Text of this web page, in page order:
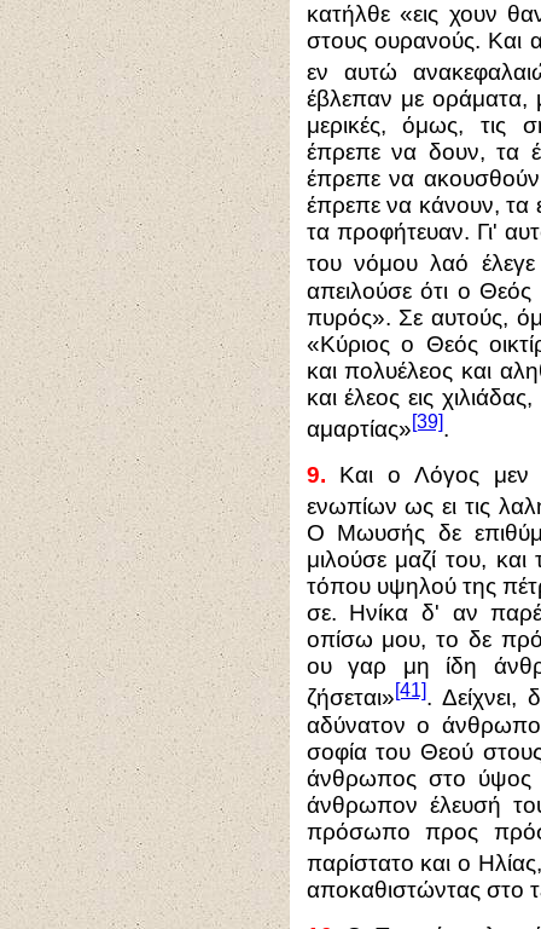
κατήλθε «εις χουν
στους ουρανούς. Και
εν αυτώ
έβλεπαν με οράματα,
μερικές, όμως, τις
έπρεπε να δουν, τα
έπρεπε να
έπρεπε να κάνουν, τα
τα προφήτευαν. Γι'
του νόμου λαό
απειλούσε ότι ο
πυρός». Σε αυτούς,
«Κύριος ο Θεός
και πολυέλεος και
και έλεος εις
αμαρτίας»[39].
9. Και ο Λόγος μεν
ενωπίων ως ει τις
Ο Μωυσής δε
μιλούσε μαζί του,
τόπου υψηλού της
σε. Ηνίκα δ' αν
οπίσω μου, το δε
ου γαρ μη ίδη
ζήσεται»[41]. Δείχνει,
αδύνατον ο
σοφία του Θεού
άνθρωπος στο ύψος
άνθρωπον έλευσή
πρόσωπο προς
παρίστατο και ο
αποκαθιστώντας στο